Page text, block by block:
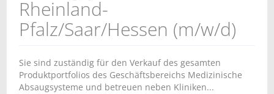
Rheinland-
Pfalz/Saar/Hessen (m/w/d)
Sie sind zuständig für den Verkauf des gesamten
Produktportfolios des Geschäftsbereichs Medizinische
Absaugsysteme und betreuen neben Kliniken...